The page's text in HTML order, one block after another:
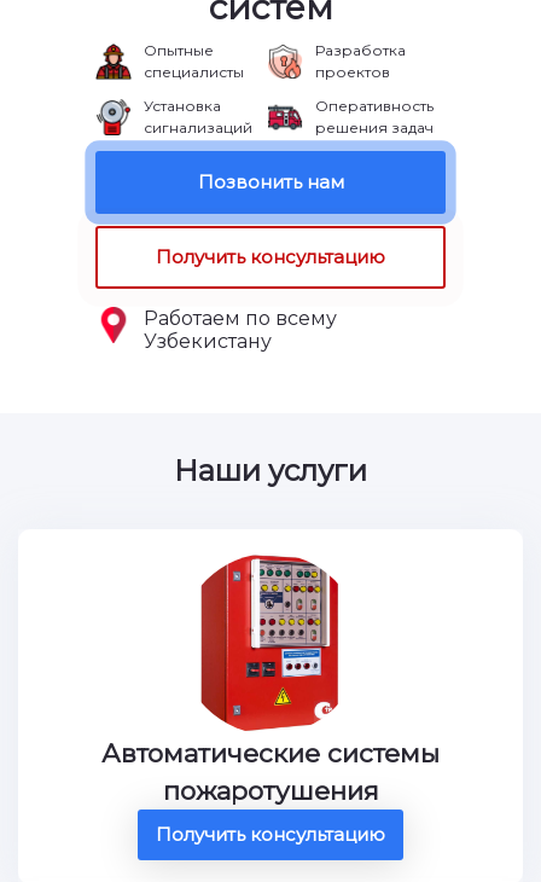
Опытные
специалисты
Разработка
проектов
Установка
сигнализаций
Оперативность
решения задач
Позвонить нам
Получить консультацию
Работаем по всему
Узбекистану
Наши услуги
Автоматические системы
пожаротушения
Получить консультацию